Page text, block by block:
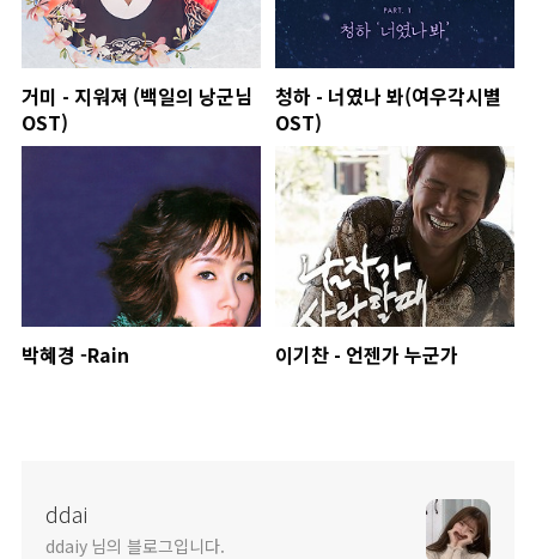
거미 - 지워져 (백일의 낭군님
OST)
청하 - 너였나 봐(여우각시별
OST)
박혜경 -Rain 이기찬 - 언젠가 누군가
ddai
ddaiy 님의 블로그입니다.